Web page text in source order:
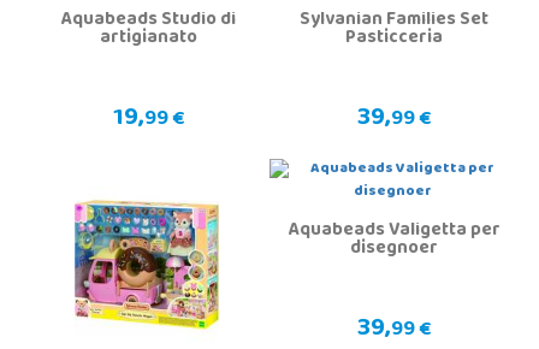
Aquabeads Studio di
artigianato
19,99 €
Sylvanian Families Set
Pasticceria
39,99 €
Aquabeads Valigetta per
disegnoer
39,99 €